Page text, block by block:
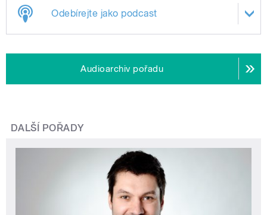
Odebírejte jako podcast
Audioarchiv pořadu
DALŠÍ POŘADY